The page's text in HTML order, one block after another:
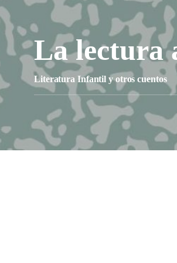
La lectura
Literatura Infantil y otros cuentos